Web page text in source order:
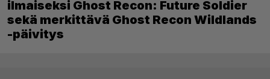
ilmaiseksi Ghost Recon: Future Soldier
sekä merkittävä Ghost Recon Wildlands
-päivitys